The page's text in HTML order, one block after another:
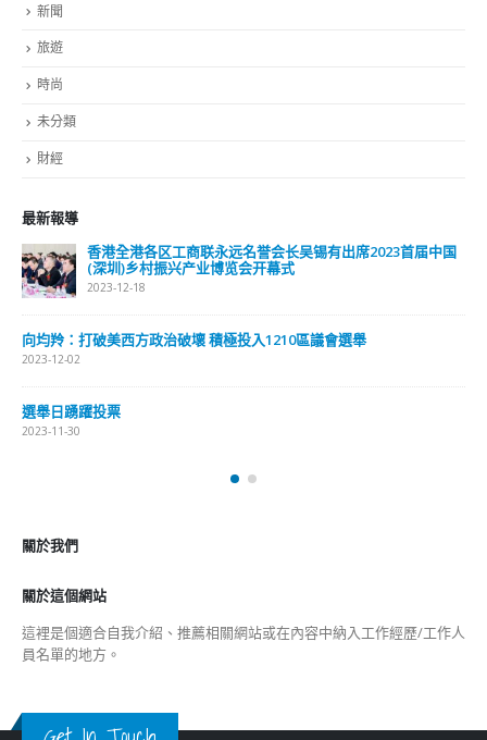
新聞
旅遊
時尚
未分類
財經
最新報導
香港全港各区工商联永远名誉会长吴锡有出席2023首届中国
(深圳)乡村振兴产业博览会开幕式
2023-12-18
向均羚：打破美西方政治破壞 積極投入1210區議會選舉
2023-12-02
選舉日踴躍投票
2023-11-30
關於我們
關於這個網站
這裡是個適合自我介紹、推薦相關網站或在內容中納入工作經歷/工作人
員名單的地方。